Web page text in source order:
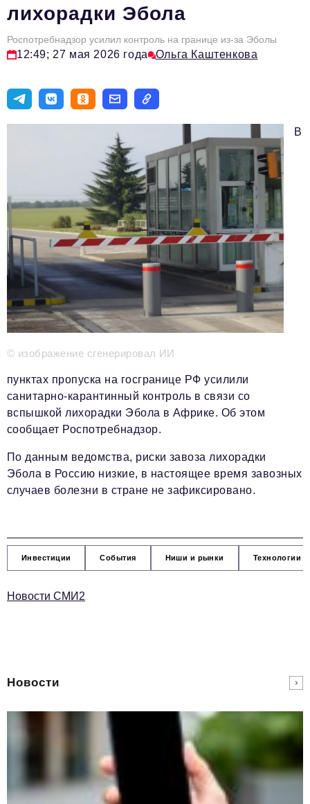
Стиль жизни
Туризм
ОПК
Авторские материалы
Телефон редакции:+7 495 727-01-67
Электронные почты редакции:
Информационный отдел
info@business-magazine.online
Отдел рекламы
reklama@business-magazine.online
Отдел распространения/редакционная подписка
podpiska@business-magazine.online
Отдел по работе с партнерами
лихорадки Эбола
Роспотребнадзор усилил контроль на границе из-за Эболы
12:49; 27 мая 2026 года Ольга Каштенкова
© изображение сгенерировал ИИ
В
пунктах пропуска на госгранице РФ усилили
санитарно-карантинный контроль в связи со
вспышкой лихорадки Эбола в Африке. Об этом
сообщает Роспотребнадзор.
По данным ведомства, риски завоза лихорадки
Эбола в Россию низкие, в настоящее время завозных
случаев болезни в стране не зафиксировано.
Инвестиции События Ниши и рынки Технологии
Новости СМИ2
Новости